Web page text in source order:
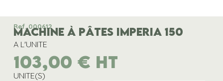
Ref. 000612
MACHINE À PÂTES IMPERIA 150
A L'UNITE
103,00 € HT
UNITE(S)